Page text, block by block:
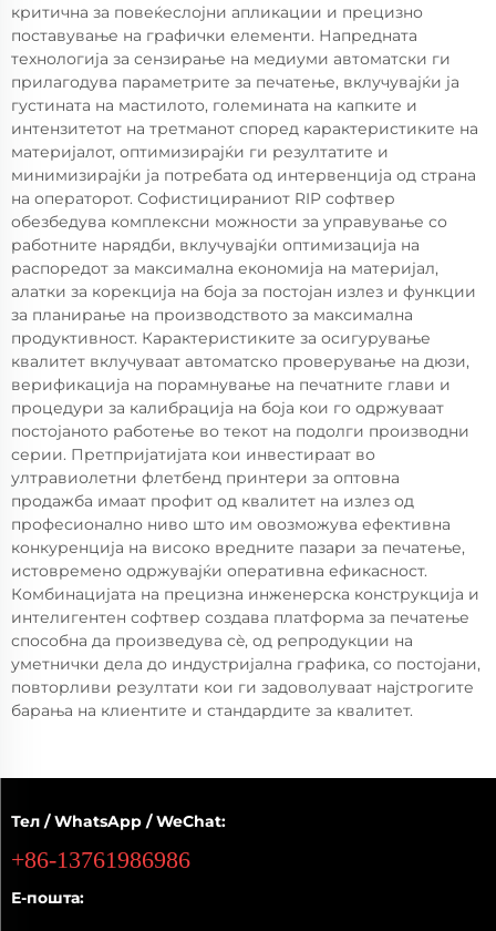
критична за повеќеслојни апликации и прецизно
поставување на графички елементи. Напредната
технологија за сензирање на медиуми автоматски ги
прилагодува параметрите за печатење, вклучувајќи ја
густината на мастилото, големината на капките и
интензитетот на третманот според карактеристиките на
материјалот, оптимизирајќи ги резултатите и
минимизирајќи ја потребата од интервенција од страна
на операторот. Софистицираниот RIP софтвер
обезбедува комплексни можности за управување со
работните нарядби, вклучувајќи оптимизација на
распоредот за максимална економија на материјал,
алатки за корекција на боја за постојан излез и функции
за планирање на производството за максимална
продуктивност. Карактеристиките за осигурување
квалитет вклучуваат автоматско проверување на дюзи,
верификација на порамнување на печатните глави и
процедури за калибрација на боја кои го одржуваат
постојаното работење во текот на подолги производни
серии. Претпријатијата кои инвестираат во
ултравиолетни флетбенд принтери за оптовна
продажба имаат профит од квалитет на излез од
професионално ниво што им овозможува ефективна
конкуренција на високо вредните пазари за печатење,
истовремено одржувајќи оперативна ефикасност.
Комбинацијата на прецизна инженерска конструкција и
интелигентен софтвер создава платформа за печатење
способна да произведува сè, од репродукции на
уметнички дела до индустријална графика, со постојани,
повторливи резултати кои ги задоволуваат најстрогите
барања на клиентите и стандардите за квалитет.
Тел / WhatsApp / WeChat:
+86-13761986986
Е-пошта: